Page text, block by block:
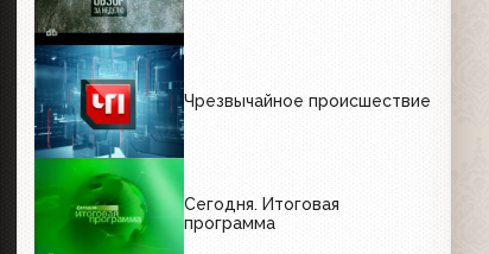
Чрезвычайное происшествие
Сегодня. Итоговая
программа